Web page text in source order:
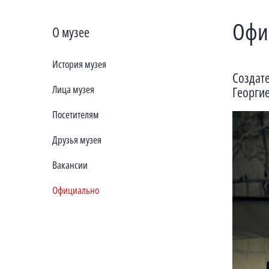
О музее
История музея
Лица музея
Посетителям
Друзья музея
Вакансии
Официально